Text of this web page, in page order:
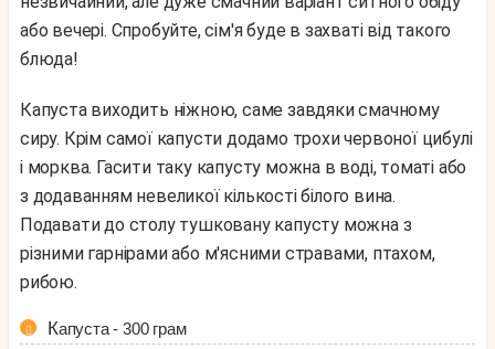
або вечері. Спробуйте, сім'я буде в захваті від такого
блюда!
Капуста виходить ніжною, саме завдяки смачному
сиру. Крім самої капусти додамо трохи червоної цибулі
і морква. Гасити таку капусту можна в воді, томаті або
з додаванням невеликої кількості білого вина.
Подавати до столу тушковану капусту можна з
різними гарнірами або м'ясними стравами, птахом,
рибою.
Капуста - 300 грам